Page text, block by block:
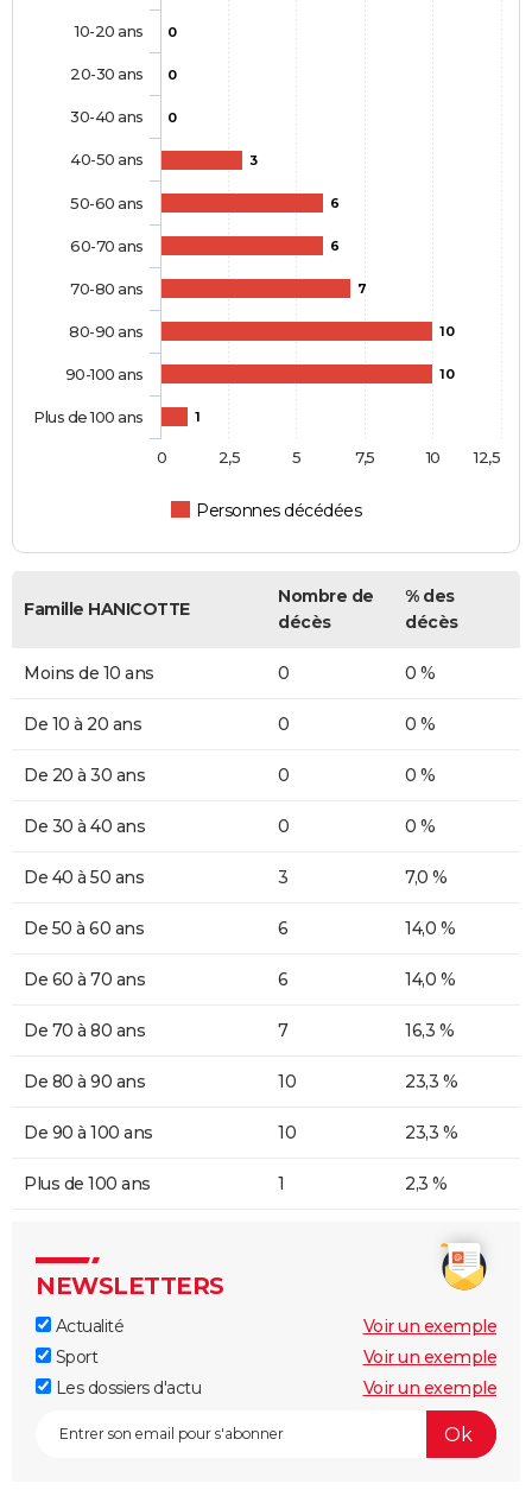
0
0
0
3
6
6
7
10
10
1
Personnes décédées
10-20 ans
20-30 ans
30-40 ans
40-50 ans
50-60 ans
60-70 ans
70-80 ans
80-90 ans
90-100 ans
Plus de 100 ans
0 10
2,5 5 7,5 12,5
Famille HANICOTTE
Nombre de
décès
% des
décès
Moins de 10 ans 0 0 %
De 10 à 20 ans 0 0 %
De 20 à 30 ans 0 0 %
De 30 à 40 ans 0 0 %
De 40 à 50 ans 3 7,0 %
De 50 à 60 ans 6 14,0 %
De 60 à 70 ans 6 14,0 %
De 70 à 80 ans 7 16,3 %
De 80 à 90 ans 10 23,3 %
De 90 à 100 ans 10 23,3 %
Plus de 100 ans 1 2,3 %
NEWSLETTERS
Actualité
Voir un exemple
Sport
Voir un exemple
Les dossiers d'actu
Voir un exemple